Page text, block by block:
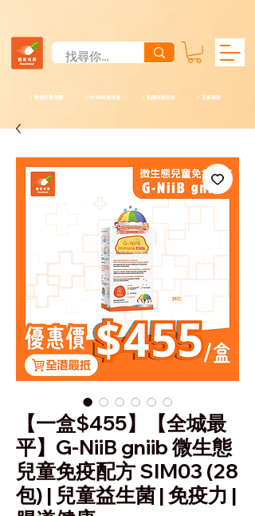
✓ 香港註冊西醫 ✓ 4小時快速送遞 ✓ 私隱保密安全 ✓ 正貨保證
【一盒$455】【全城最
平】G-NiiB gniib 微生態
兒童免疫配方 SIM03 (28
包) | 兒童益生菌 | 免疫力 |